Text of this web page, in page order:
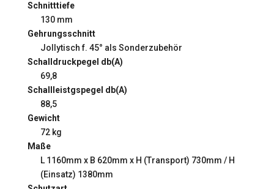
Schnitttiefe
130 mm
Gehrungsschnitt
Jollytisch f. 45° als Sonderzubehör
Schalldruckpegel db(A)
69,8
Schallleistgspegel db(A)
88,5
Gewicht
72 kg
Maße
L 1160mm x B 620mm x H (Transport) 730mm / H
(Einsatz) 1380mm